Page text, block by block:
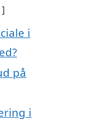
i
på
i